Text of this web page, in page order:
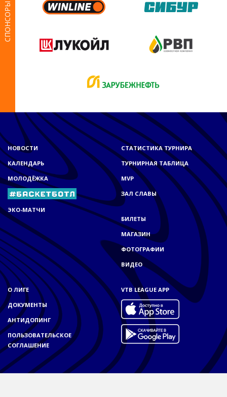
СПОНСОРЫ
НОВОСТИ
КАЛЕНДАРЬ
МОЛОДЁЖКА
ЭКО-МАТЧИ
СТАТИСТИКА ТУРНИРА
ТУРНИРНАЯ ТАБЛИЦА
MVP
ЗАЛ СЛАВЫ
БИЛЕТЫ
МАГАЗИН
ФОТОГРАФИИ
ВИДЕО
О ЛИГЕ
ДОКУМЕНТЫ
АНТИДОПИНГ
ПОЛЬЗОВАТЕЛЬСКОЕ
СОГЛАШЕНИЕ
VTB LEAGUE APP